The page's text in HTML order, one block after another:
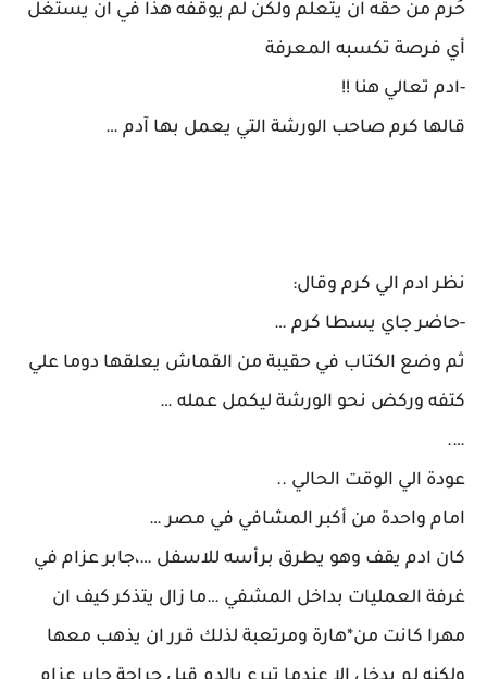
حُرم من حقه ان يتعلم ولكن لم يوقفه هذا في ان يستغل
أي فرصة تكسبه المعرفة
-ادم تعالي هنا !!
قالها كرم صاحب الورشة التي يعمل بها آدم …
نظر ادم الي كرم وقال:
-حاضر جاي يسطا كرم …
ثم وضع الكتاب في حقيبة من القماش يعلقها دوما علي
كتفه وركض نحو الورشة ليكمل عمله …
….
عودة الي الوقت الحالي ..
امام واحدة من أكبر المشافي في مصر …
كان ادم يقف وهو يطرق برأسه للاسفل …،جابر عزام في
غرفة العمليات بداخل المشفي …ما زال يتذكر كيف ان
مهرا كانت من*هارة ومرتعبة لذلك قرر ان يذهب معها